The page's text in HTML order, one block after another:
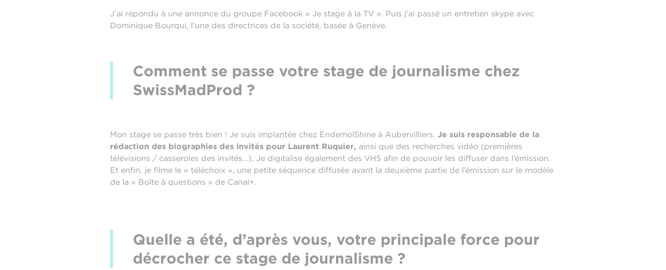
J’ai répondu à une annonce du groupe Facebook « Je stage à la TV ». Puis j’ai passé un entretien skype avec
Dominique Bourqui, l’une des directrices de la société, basée à Genève.
Comment se passe votre stage de journalisme chez
SwissMadProd ?
Mon stage se passe très bien ! Je suis implantée chez EndemolShine à Aubervilliers. Je suis responsable de la
rédaction des biographies des invités pour Laurent Ruquier, ainsi que des recherches vidéo (premières
télévisions / casseroles des invités…). Je digitalise également des VHS afin de pouvoir les diffuser dans l’émission.
Et enfin, je filme le « téléchoix », une petite séquence diffusée avant la deuxième partie de l’émission sur le modèle
de la « Boîte à questions » de Canal+.
Quelle a été, d’après vous, votre principale force pour
décrocher ce stage de journalisme ?